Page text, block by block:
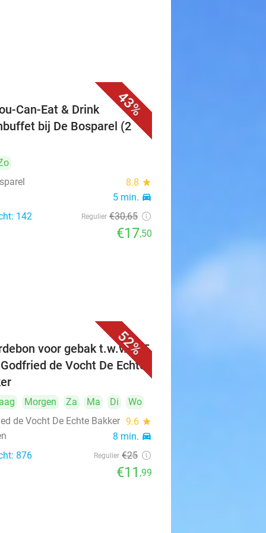
43%
Can-Eat & Drink
bij De Bosparel (2
8.8 star
5 min. directions_car
142 Regulier €30,65
€17,50
52%
voor gebak t.w.v. €25
de Vocht De Echte
Morgen Za Ma Di
Wo
de Vocht De Echte Bakker 9.6 star
8 min. directions_car
876 Regulier €25
€11 ,99